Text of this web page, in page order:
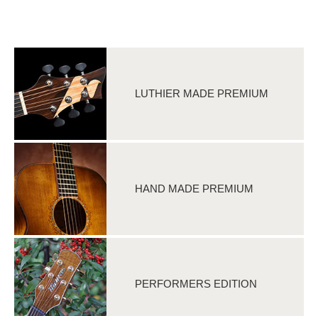
LUTHIER MADE PREMIUM
HAND MADE PREMIUM
PERFORMERS EDITION